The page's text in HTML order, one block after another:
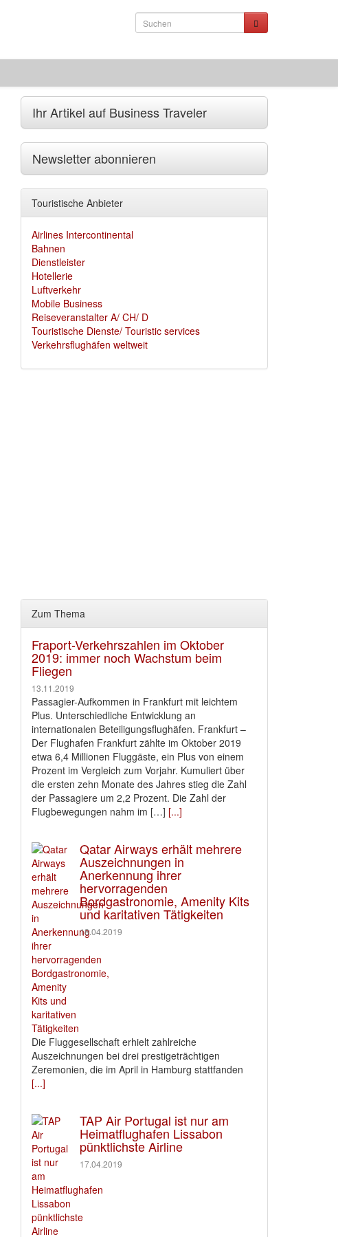
Ihr Artikel auf Business Traveler
Newsletter abonnieren
Touristische Anbieter
Airlines Intercontinental
Bahnen
Dienstleister
Hotellerie
Luftverkehr
Mobile Business
Reiseveranstalter A/ CH/ D
Touristische Dienste/ Touristic services
Verkehrsflughäfen weltweit
Zum Thema
Fraport-Verkehrszahlen im Oktober
2019: immer noch Wachstum beim
Fliegen
13.11.2019
Passagier-Aufkommen in Frankfurt mit leichtem
Plus. Unterschiedliche Entwicklung an
internationalen Beteiligungsflughäfen. Frankfurt –
Der Flughafen Frankfurt zählte im Oktober 2019
etwa 6,4 Millionen Fluggäste, ein Plus von einem
Prozent im Vergleich zum Vorjahr. Kumuliert über
die ersten zehn Monate des Jahres stieg die Zahl
der Passagiere um 2,2 Prozent. Die Zahl der
Flugbewegungen nahm im […] [...]
Qatar Airways erhält mehrere
Auszeichnungen in
Anerkennung ihrer
hervorragenden
Bordgastronomie, Amenity Kits
und karitativen Tätigkeiten
18.04.2019
Die Fluggesellschaft erhielt zahlreiche
Auszeichnungen bei drei prestigeträchtigen
Zeremonien, die im April in Hamburg stattfanden
[...]
TAP Air Portugal ist nur am
Heimatflughafen Lissabon
pünktlichste Airline
17.04.2019